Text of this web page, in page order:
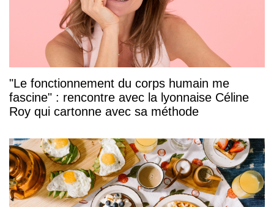
"Le fonctionnement du corps humain me
fascine" : rencontre avec la lyonnaise Céline
Roy qui cartonne avec sa méthode